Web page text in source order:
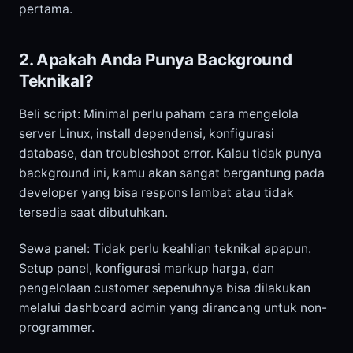
pertama.
2. Apakah Anda Punya Background
Teknikal?
Beli script: Minimal perlu paham cara mengelola
server Linux, install dependensi, konfigurasi
database, dan troubleshoot error. Kalau tidak punya
background ini, kamu akan sangat bergantung pada
developer yang bisa respons lambat atau tidak
tersedia saat dibutuhkan.
Sewa panel: Tidak perlu keahlian teknikal apapun.
Setup panel, konfigurasi markup harga, dan
pengelolaan customer sepenuhnya bisa dilakukan
melalui dashboard admin yang dirancang untuk non-
programmer.